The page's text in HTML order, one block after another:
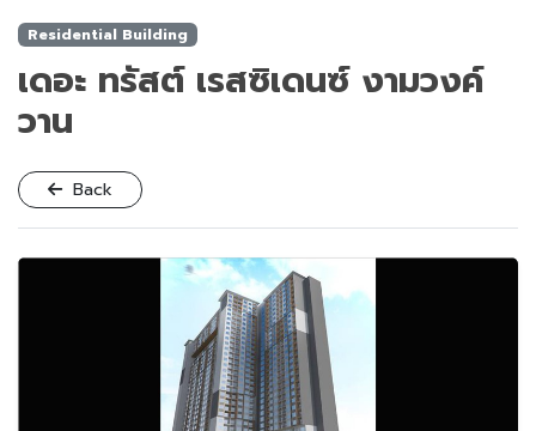
Residential Building
เดอะ ทรัสต์ เรสซิเดนซ์ งามวงค์
วาน
Back